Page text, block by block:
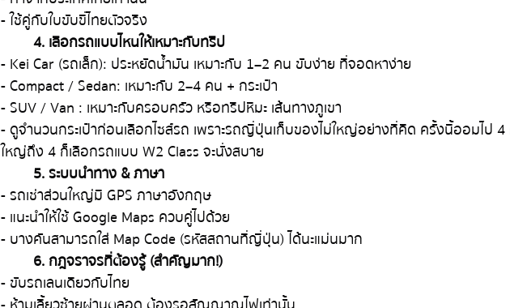
- ใช้คู่กับใบขับขี่ไทยตัวจริง
4. เลือกรถแบบไหนให้เหมาะกับทริป
- Kei Car (รถเล็ก): ประหยัดน้ำมัน เหมาะกับ 1–2 คน ขับง่าย ที่จอดหาง่าย
- Compact / Sedan: เหมาะกับ 2–4 คน + กระเป๋า
- SUV / Van : เหมาะกับครอบครัว หรือทริปหิมะ เส้นทางภูเขา
- ดูจำนวนกระเป๋าก่อนเลือกไซส์รถ เพราะรถญี่ปุ่นเก็บของไม่ใหญ่อย่างที่คิด ครั้งนี้ออมไป 4
ใหญ่ถึง 4 ก็เลือกรถแบบ W2 Class จะนั่งสบาย
5. ระบบนำทาง & ภาษา
- รถเช่าส่วนใหญ่มี GPS ภาษาอังกฤษ
- แนะนำให้ใช้ Google Maps ควบคู่ไปด้วย
- บางคันสามารถใส่ Map Code (รหัสสถานที่ญี่ปุ่น) ได้นะแม่นมาก
6. กฎจราจรที่ต้องรู้ (สำคัญมาก!)
- ขับรถเลนเดียวกับไทย